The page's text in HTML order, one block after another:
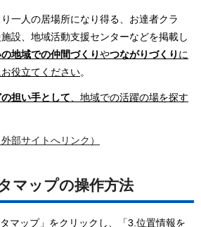
一人の居場所になり得る、お達者クラ
設、地域活動支援センターなどを掲載し
地域での仲間づくりやつながりづくり に
役立てください。
担い手として 、地域での活躍の場を探す
部サイトへリンク）
マップの操作方法
マップ」をクリックし、「3.位置情報を